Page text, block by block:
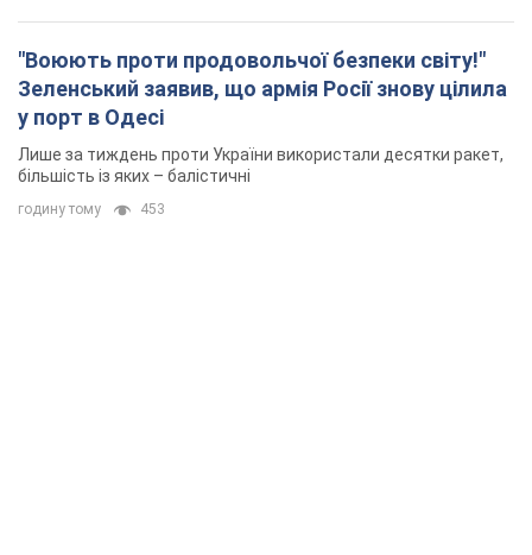
"Воюють проти продовольчої безпеки світу!"
Зеленський заявив, що армія Росії знову цілила
у порт в Одесі
Лише за тиждень проти України використали десятки ракет,
більшість із яких – балістичні
годину тому 453